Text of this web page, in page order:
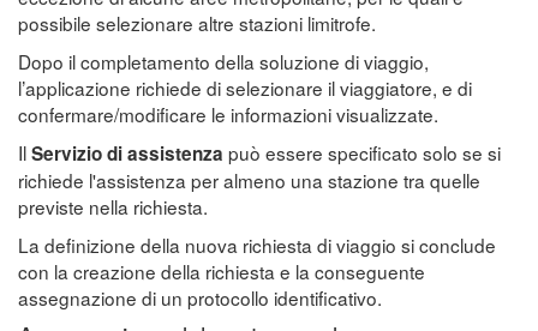
possibile selezionare altre stazioni limitrofe.
Dopo il completamento della soluzione di viaggio,
l’applicazione richiede di selezionare il viaggiatore, e di
confermare/modificare le informazioni visualizzate.
IlServizio di assistenza può essere specificato solo se si
richiede l'assistenza per almeno una stazione tra quelle
previste nella richiesta.
La definizione della nuova richiesta di viaggio si conclude
con la creazione della richiesta e la conseguente
assegnazione di un protocollo identificativo.